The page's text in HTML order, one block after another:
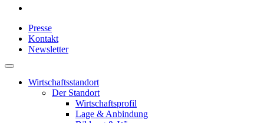
Presse
Kontakt
Newsletter
Wirtschaftsstandort
Der Standort
Wirtschaftsprofil
Lage & Anbindung